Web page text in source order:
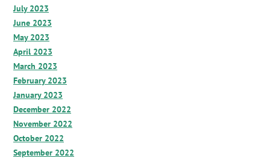
July 2023
June 2023
May 2023
April 2023
March 2023
February 2023
January 2023
December 2022
November 2022
October 2022
September 2022